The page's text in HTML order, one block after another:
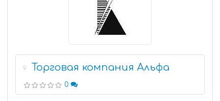
9 Торговая компания Альфа
0